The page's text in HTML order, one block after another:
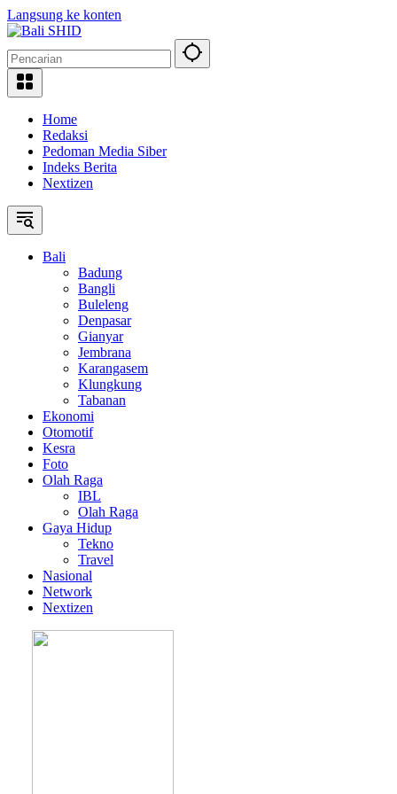
Langsung ke konten
Home
Redaksi
Pedoman Media Siber
Indeks Berita
Nextizen
Bali
Badung
Bangli
Buleleng
Denpasar
Gianyar
Jembrana
Karangasem
Klungkung
Tabanan
Ekonomi
Otomotif
Kesra
Foto
Olah Raga
IBL
Olah Raga
Gaya Hidup
Tekno
Travel
Nasional
Network
Nextizen